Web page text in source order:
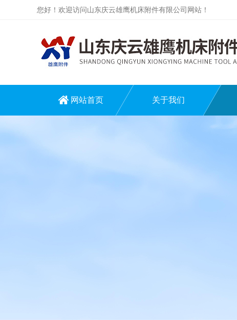
您好！欢迎访问山东庆云雄鹰机床附件有限公司网站！
网站首页 关于我们